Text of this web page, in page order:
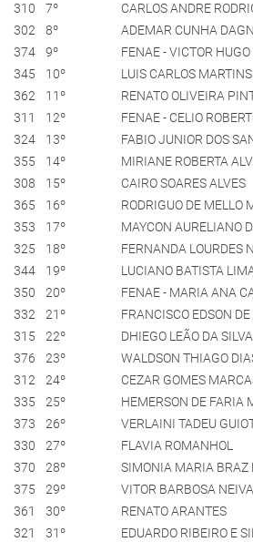
310
7º
CARLOS ANDRE
302
8º
ADEMAR CUNHA
374
9º
FENAE - VICTOR
345
10º
LUIS CARLOS
362
11º
RENATO OLIVEIRA
311
12º
FENAE - CELIO
324
13º
FABIO JUNIOR DOS
355
14º
MIRIANE ROBERTA
308
15º
CAIRO SOARES ALVES
365
16º
RODRIGUO DE MELLO
353
17º
MAYCON AURELIANO
325
18º
FERNANDA LOURDES
344
19º
LUCIANO BATISTA
350
20º
FENAE - MARIA ANA
332
21º
FRANCISCO EDSON
315
22º
DHIEGO LEÃO DA SILVA
376
23º
WALDSON THIAGO
312
24º
CEZAR GOMES
335
25º
HEMERSON DE FARIA
373
26º
VERLAINI TADEU
330
27º
FLAVIA ROMANHOL
370
28º
SIMONIA MARIA BRAZ
375
29º
VITOR BARBOSA
361
30º
RENATO ARANTES
321
31º EDUARDO RIBEIRO E